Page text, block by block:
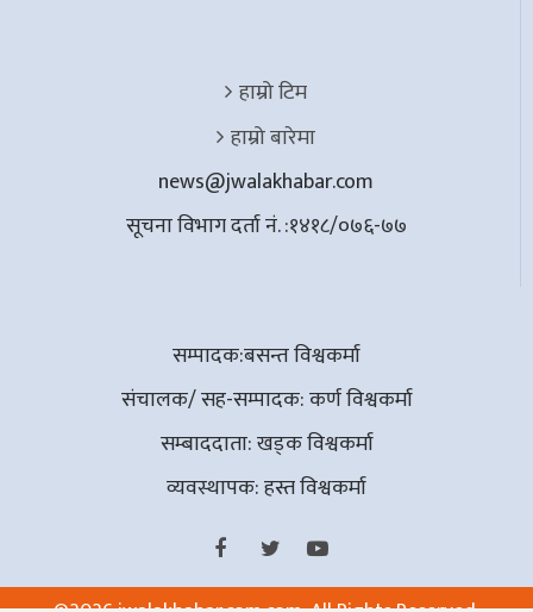
हाम्रो टिम
हाम्रो बारेमा
news@jwalakhabar.com
सूचना विभाग दर्ता नं. :१४१८/०७६-७७
सम्पादक:बसन्त विश्वकर्मा
संचालक/ सह-सम्पादक: कर्ण विश्वकर्मा
सम्बाददाता: खड्क विश्वकर्मा
व्यवस्थापक: हस्त विश्वकर्मा